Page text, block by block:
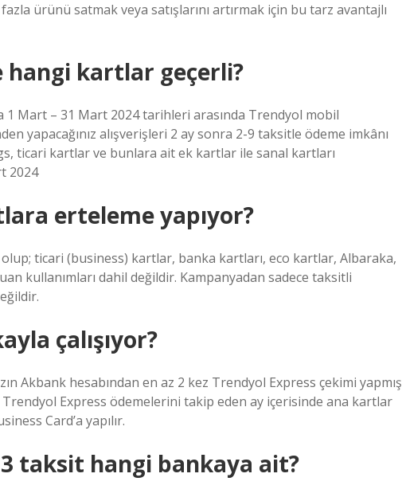
ürünü satmak veya satışlarını artırmak için bu tarz avantajlı
hangi kartlar geçerli?
1 Mart – 31 Mart 2024 tarihleri ​​arasında Trendyol mobil
yapacağınız alışverişleri 2 ay sonra 2-9 taksitle ödeme imkânı
ticari kartlar ve bunlara ait ek kartlar ile sanal kartları
2024
erteleme yapıyor?
ticari (business) kartlar, banka kartları, eco kartlar, Albaraka,
kullanımları dahil değildir. Kampanyadan sadece taksitli
çalışıyor?
Akbank hesabından en az 2 kez Trendyol Express çekimi yapmış
Express ödemelerini takip eden ay içerisinde ana kartlar
Card’a yapılır.
taksit hangi bankaya ait?